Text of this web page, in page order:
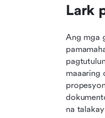
Lark
Ang mga
maaaring
na